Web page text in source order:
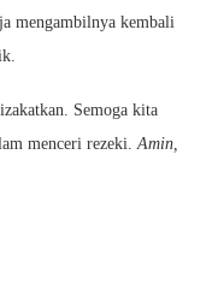
mengambilnya kembali
Semoga kita
menceri rezeki.Amin,